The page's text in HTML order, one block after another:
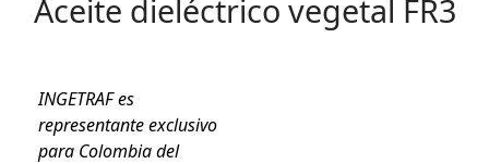
Aceite dieléctrico vegetal FR3
INGETRAF es
representante exclusivo
para Colombia del